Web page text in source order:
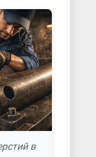
в